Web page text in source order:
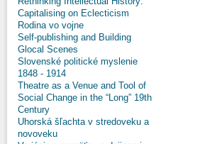
Capitalising on Eclecticism
Rodina vo vojne
Self-publishing and Building
Glocal Scenes
Slovenské politické myslenie
1848 - 1914
Theatre as a Venue and Tool of
Social Change in the “Long” 19th
Century
Uhorská šľachta v stredoveku a
novoveku